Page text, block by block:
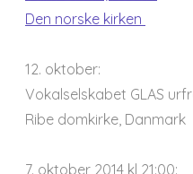
Den norske kirken
12. oktober:
Vokalselskabet GLAS
Ribe domkirke, Danmark
7. oktober 2014 kl 21:00: